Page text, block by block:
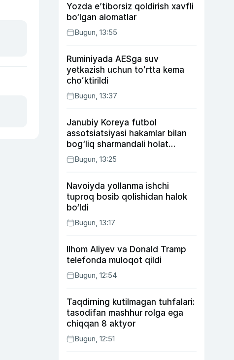
Yozda e’tiborsiz qoldirish xavfli
bo‘lgan alomatlar
Bugun, 13:55
Ruminiyada AESga suv
yetkazish uchun toʻrtta kema
choʻktirildi
Bugun, 13:37
Janubiy Koreya futbol
assotsiatsiyasi hakamlar bilan
bog‘liq sharmandali holat
bo‘yicha bayonot berdi
Bugun, 13:25
Navoiyda yollanma ishchi
tuproq bosib qolishidan halok
bo‘ldi
Bugun, 13:17
Ilhom Aliyev va Donald Tramp
telefonda muloqot qildi
Bugun, 12:54
Taqdirning kutilmagan tuhfalari:
tasodifan mashhur rolga ega
chiqqan 8 aktyor
Bugun, 12:51